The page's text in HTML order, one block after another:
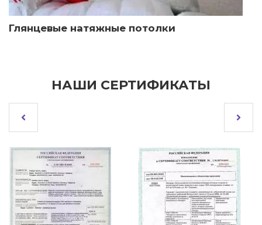
Глянцевые натяжные потолки
НАШИ СЕРТИФИКАТЫ